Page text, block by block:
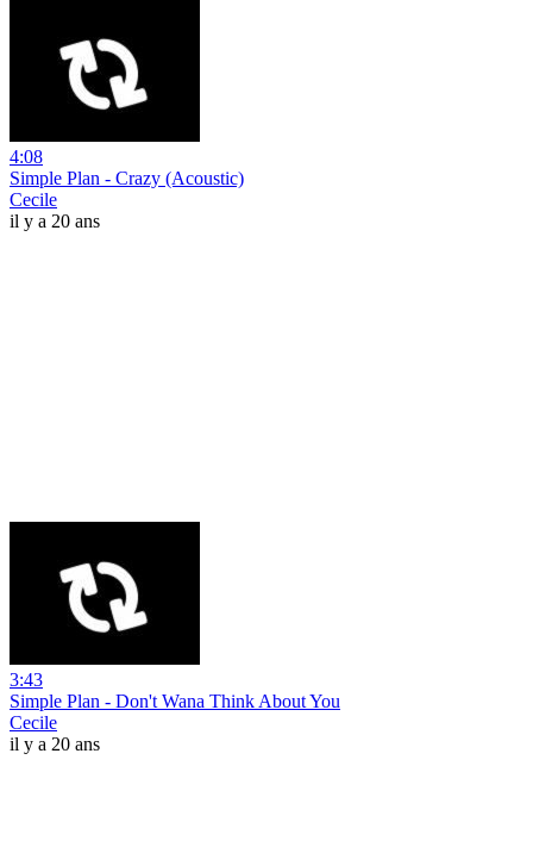
4:08
Simple Plan - Crazy (Acoustic)
Cecile
il y a 20 ans
3:43
Simple Plan - Don't Wana Think About You
Cecile
il y a 20 ans